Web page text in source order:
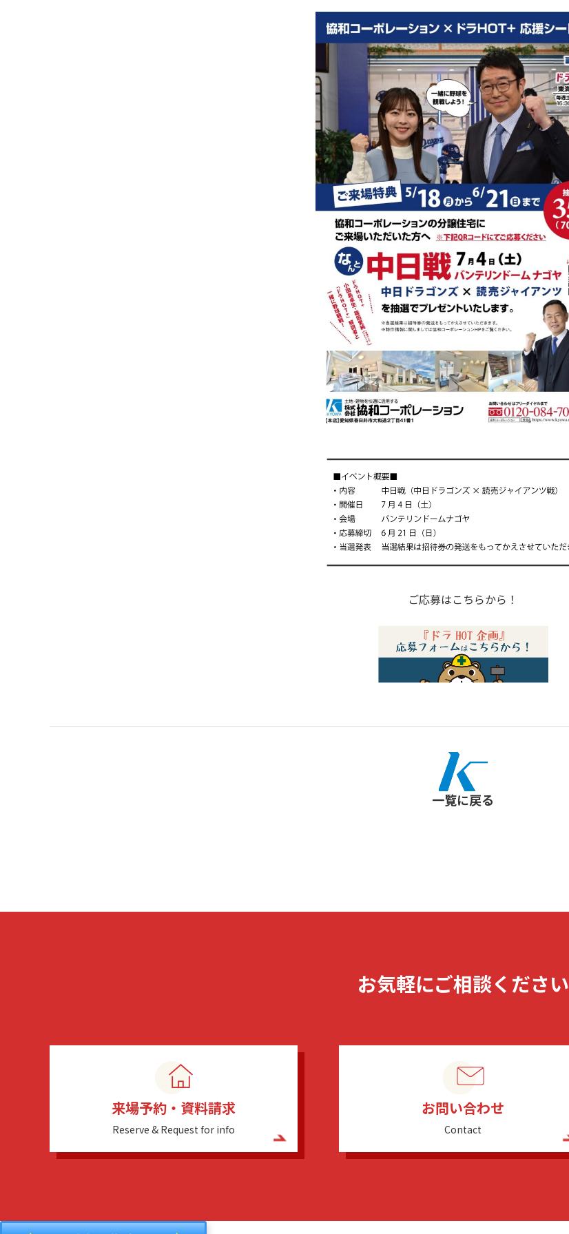
ご応募はこちらから！
一覧に戻る
お気軽にご相談ください
来場予約・資料請求
Reserve & Request for info
お問い合わせ
Contact